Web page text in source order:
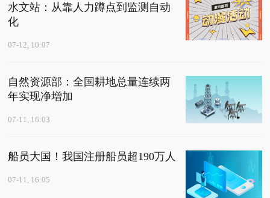
水文站：从靠人力蹲点到监测自动
化
07-12, 10:07
自然资源部：全国耕地总量连续两
年实现净增加
07-11, 16:03
船员大国！我国注册船员超190万人
07-11, 16:05